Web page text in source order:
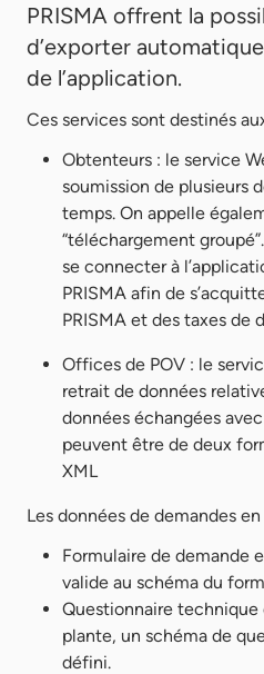
PRISMA offrent la
d’exporter
de l’application.
Ces services sont destinés
Obtenteurs : le service
soumission de plusieurs
temps. On appelle
“téléchargement
se connecter à
PRISMA afin de
PRISMA et des taxes de
Offices de POV : le
retrait de données
données échangées
peuvent être de deux
XML
Les données de demandes
Formulaire de demande
valide au schéma du
Questionnaire technique
plante, un schéma de
défini.